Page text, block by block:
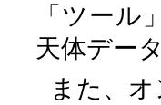
「ツー
天体デー
また、